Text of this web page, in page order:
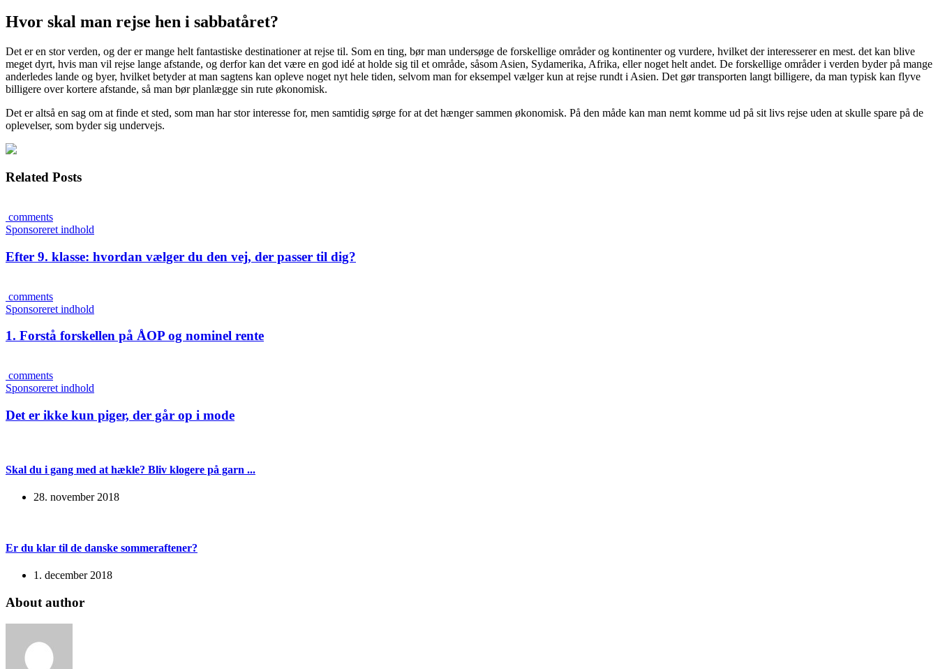
Hvor skal man rejse hen i sabbatåret?
Det er en stor verden, og der er mange helt fantastiske destinationer at rejse til. Som en ting, bør man undersøge de forskellige områder og kontinenter og vurdere, hvilket der interesserer en mest. det kan blive
meget dyrt, hvis man vil rejse lange afstande, og derfor kan det være en god idé at holde sig til et område, såsom Asien, Sydamerika, Afrika, eller noget helt andet. De forskellige områder i verden byder på mange
anderledes lande og byer, hvilket betyder at man sagtens kan opleve noget nyt hele tiden, selvom man for eksempel vælger kun at rejse rundt i Asien. Det gør transporten langt billigere, da man typisk kan flyve
billigere over kortere afstande, så man bør planlægge sin rute økonomisk.
Det er altså en sag om at finde et sted, som man har stor interesse for, men samtidig sørge for at det hænger sammen økonomisk. På den måde kan man nemt komme ud på sit livs rejse uden at skulle spare på de
oplevelser, som byder sig undervejs.
Related Posts
comments
Sponsoreret indhold
Efter 9. klasse: hvordan vælger du den vej, der passer til dig?
comments
Sponsoreret indhold
1. Forstå forskellen på ÅOP og nominel rente
comments
Sponsoreret indhold
Det er ikke kun piger, der går op i mode
Skal du i gang med at hækle? Bliv klogere på garn ...
28. november 2018
Er du klar til de danske sommeraftener?
1. december 2018
About author